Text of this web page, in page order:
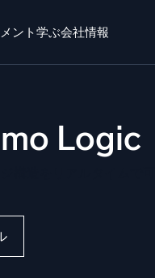
ント学ぶ会社情報
新着
ージェントAIプラットフォーム
迅速に発見し、より賢く対応
Logic